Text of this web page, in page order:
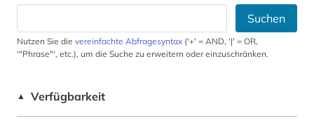
Suchen
Nutzen Sie die vereinfachte Abfragesyntax ('+' = AND, '|' = OR,
'"Phrase"', etc.), um die Suche zu erweitern oder einzuschränken.
▲ Verfügbarkeit